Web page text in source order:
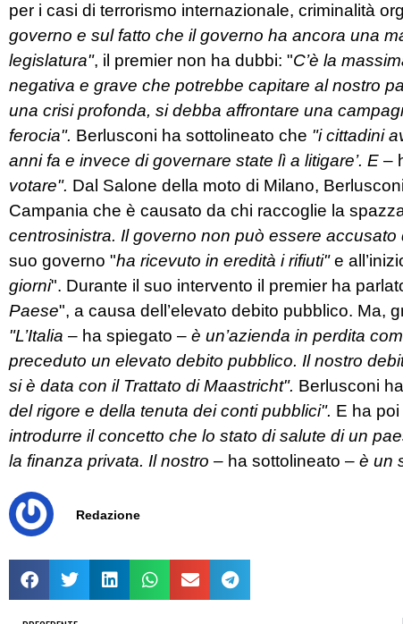
per i casi di terrorismo internazionale, criminalità
governo e sul fatto che il governo ha ancora una
legislatura", il premier non ha dubbi: "C’è la
negativa e grave che potrebbe capitare al nostro
una crisi profonda, si debba affrontare una
ferocia". Berlusconi ha sottolineato che "i cittadini
anni fa e invece di governare state lì a litigare’. E –
votare". Dal Salone della moto di Milano,
Campania che è causato da chi raccoglie la
centrosinistra. Il governo non può essere accusato
suo governo "ha ricevuto in eredità i rifiuti"e
giorni". Durante il suo intervento il premier ha
Paese", a causa dell’elevato debito pubblico. Ma,
"L’Italia – ha spiegato – è un’azienda in perdita
preceduto un elevato debito pubblico. Il nostro
si è data con il Trattato di Maastricht". Berlusconi
del rigore e della tenuta dei conti pubblici". E ha
introdurre il concetto che lo stato di salute di un
la finanza privata. Il nostro – ha sottolineato – è un
Redazione